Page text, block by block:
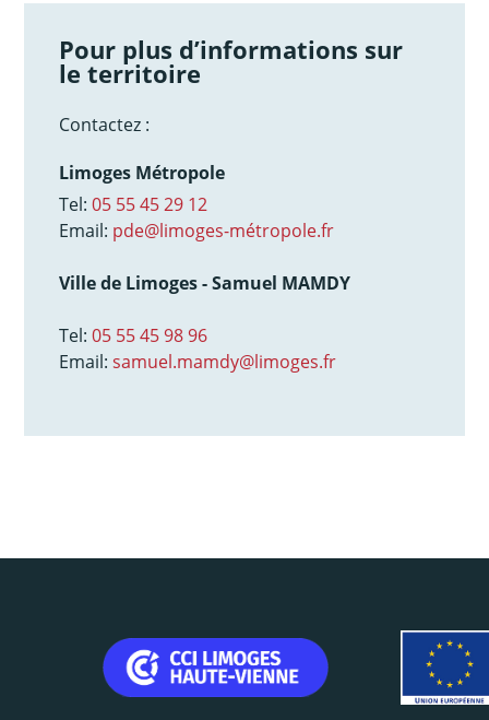
Pour plus d’informations sur
le territoire
Contactez :
Limoges Métropole
Tel:05 55 45 29 12
Email: pde@limoges-métropole.fr
Ville de Limoges - Samuel MAMDY
Tel:05 55 45 98 96
Email:samuel.mamdy@limoges.fr